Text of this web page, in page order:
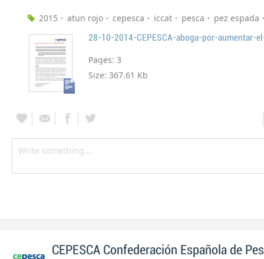
2015 atun rojo cepesca iccat pesca pez espada
Pages: 3
Size: 367.61 Kb
CEPESCA Confederación Española de